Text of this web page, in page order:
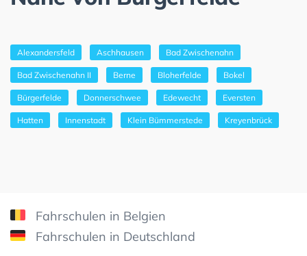
Alexandersfeld Aschhausen Bad Zwischenahn
Bad Zwischenahn II Berne Bloherfelde Bokel
Bürgerfelde Donnerschwee Edewecht Eversten
Hatten Innenstadt Klein Bümmerstede Kreyenbrück
Fahrschulen in Belgien
Fahrschulen in Deutschland